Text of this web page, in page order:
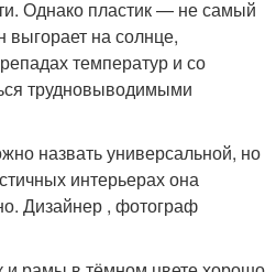
Однако пластик — не самый
на солнце,
температур и со
трудновыводимыми
назвать универсальной, но
интерьерах она
Дизайнер , фотограф